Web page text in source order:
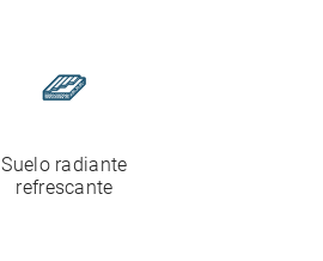
Suelo radiante
refrescante